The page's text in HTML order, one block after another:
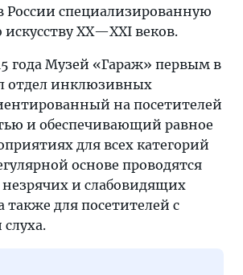
специализированную
XX—XXI веков.
года Музей «Гараж» первым в
отдел инклюзивных
на посетителей
и обеспечивающий равное
для всех категорий
основе проводятся
незрячих и слабовидящих
также для посетителей с